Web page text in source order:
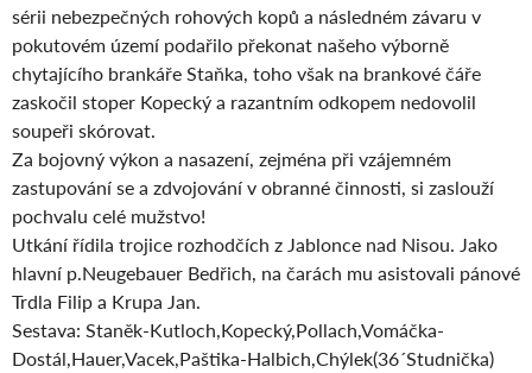
sérii nebezpečných rohových kopů a následném závaru v
pokutovém území podařilo překonat našeho výborně
chytajícího brankáře Staňka, toho však na brankové čáře
zaskočil stoper Kopecký a razantním odkopem nedovolil
soupeři skórovat.
Za bojovný výkon a nasazení, zejména při vzájemném
zastupování se a zdvojování v obranné činnosti, si zaslouží
pochvalu celé mužstvo!
Utkání řídila trojice rozhodčích z Jablonce nad Nisou. Jako
hlavní p.Neugebauer Bedřich, na čarách mu asistovali pánové
Trdla Filip a Krupa Jan.
Sestava: Staněk-Kutloch,Kopecký,Pollach,Vomáčka-
Dostál,Hauer,Vacek,Paštika-Halbich,Chýlek(36´Studnička)